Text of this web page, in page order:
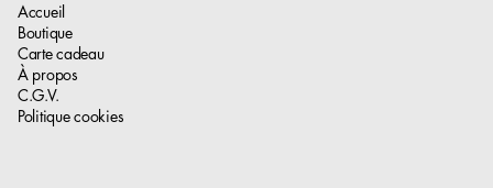
Accueil
Boutique
Carte cadeau
À propos
C.G.V.
Politique cookies